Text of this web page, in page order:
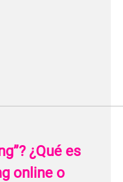
¿Qué es
online o